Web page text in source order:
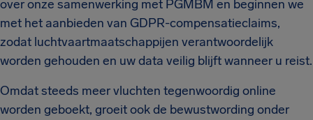
over onze samenwerking met PGMBM en beginnen we
met het aanbieden van GDPR-compensatieclaims,
zodat luchtvaartmaatschappijen verantwoordelijk
worden gehouden en uw data veilig blijft wanneer u reist.
Omdat steeds meer vluchten tegenwoordig online
worden geboekt, groeit ook de bewustwording onder